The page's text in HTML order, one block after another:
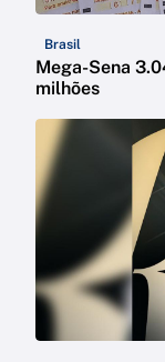
Brasil
Mega-Sena
milhões